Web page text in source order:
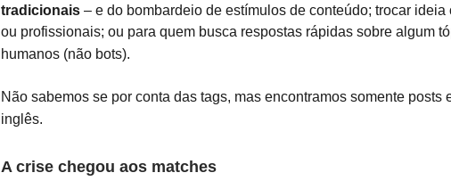
tradicionais – e do bombardeio de estímulos de conteúdo; trocar ideia
ou profissionais; ou para quem busca respostas rápidas sobre algum
humanos (não bots).
Não sabemos se por conta das tags, mas encontramos somente posts
inglês.
A crise chegou aos matches